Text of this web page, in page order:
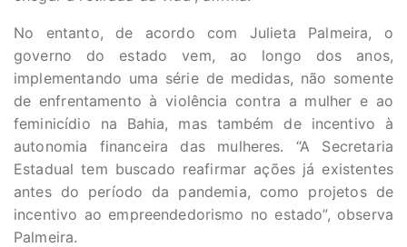
No entanto, de acordo com Julieta Palmeira, o
governo do estado vem, ao longo dos anos,
implementando uma série de medidas, não somente
de enfrentamento à violência contra a mulher e ao
feminicídio na Bahia, mas também de incentivo à
autonomia financeira das mulheres. “A Secretaria
Estadual tem buscado reafirmar ações já existentes
antes do período da pandemia, como projetos de
incentivo ao empreendedorismo no estado”, observa
Palmeira.